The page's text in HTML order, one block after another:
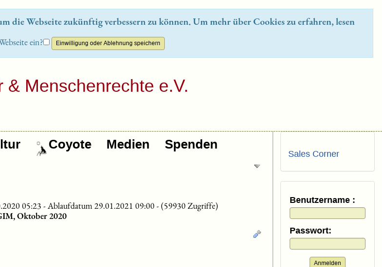
die Webseite zukünftig verbessern zu können. Um mehr über Cookies zu erfahren, lesen
ein?
Menschenrechte e.V.
Coyote Medien Spenden
05:23 -Ablaufdatum 29.01.2021 09:00-(59930 Zugriffe)
Oktober 2020
Sales Corner
Benutzername :
Passwort:
Anmelden